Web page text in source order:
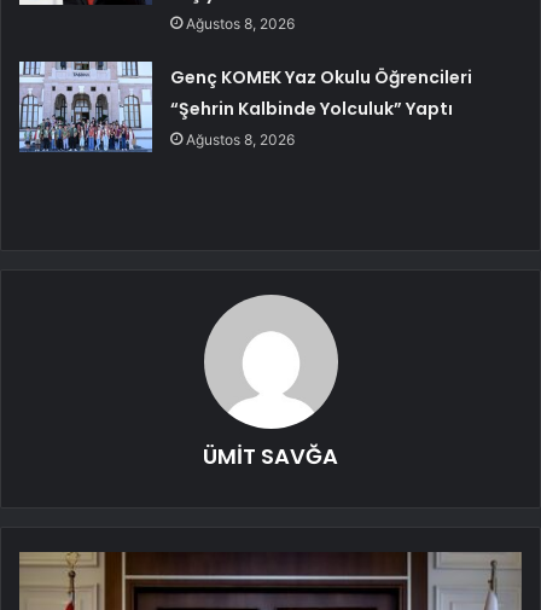
Ağustos 8, 2026
Genç KOMEK Yaz Okulu Öğrencileri
“Şehrin Kalbinde Yolculuk” Yaptı
Ağustos 8, 2026
ÜMİT SAVĞA